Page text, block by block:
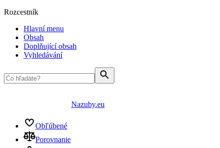
Rozcestník
Hlavní menu
Obsah
Doplňující obsah
Vyhledávání
Nazuby.eu
Obľúbené
Porovnanie